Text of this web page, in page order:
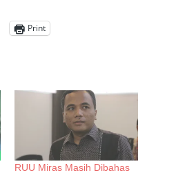
Print
RUU Miras Masih Dibahas